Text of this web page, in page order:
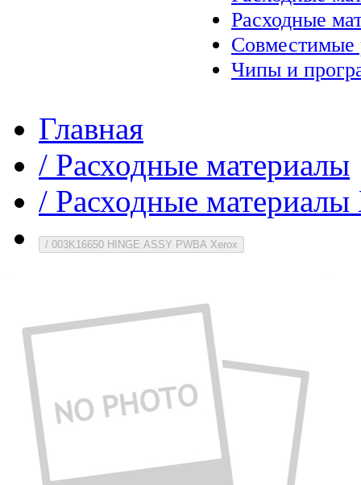
Расходные
Совместимые
Чипы и
Главная
/ Расходные материалы
/ Расходные
/ 003K16650 HINGE ASSY PWBA Xerox